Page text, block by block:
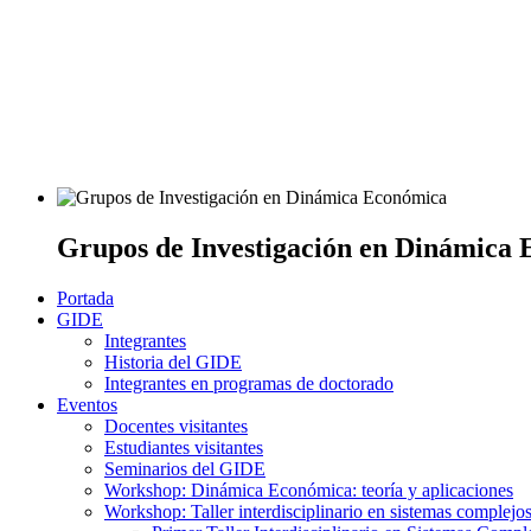
Grupos de Investigación en Dinámica
Portada
GIDE
Integrantes
Historia del GIDE
Integrantes en programas de doctorado
Eventos
Docentes visitantes
Estudiantes visitantes
Seminarios del GIDE
Workshop: Dinámica Económica: teoría y aplicaciones
Workshop: Taller interdisciplinario en sistemas complejos